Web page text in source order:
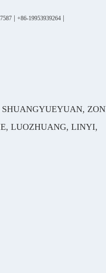
| +86-19953939264|
LUOZHUANG, LINYI,